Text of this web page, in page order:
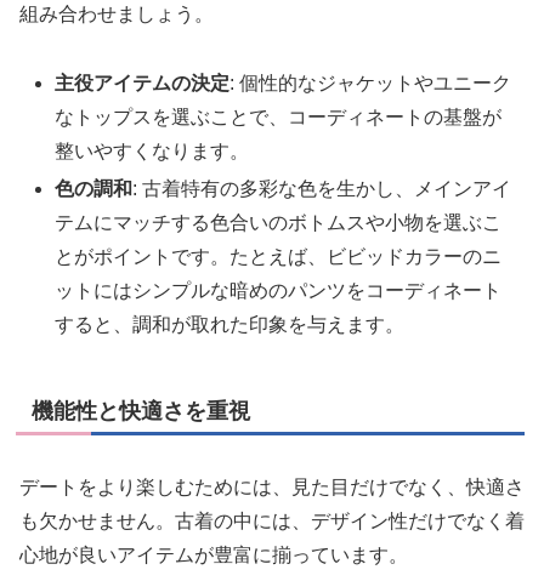
組み合わせましょう。
主役アイテムの決定: 個性的なジャケットやユニーク
なトップスを選ぶことで、コーディネートの基盤が
整いやすくなります。
色の調和: 古着特有の多彩な色を生かし、メインアイ
テムにマッチする色合いのボトムスや小物を選ぶこ
とがポイントです。たとえば、ビビッドカラーのニ
ットにはシンプルな暗めのパンツをコーディネート
すると、調和が取れた印象を与えます。
機能性と快適さを重視
デートをより楽しむためには、見た目だけでなく、快適さ
も欠かせません。古着の中には、デザイン性だけでなく着
心地が良いアイテムが豊富に揃っています。